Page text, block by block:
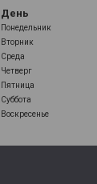
День
Понедельник
Вторник
Среда
Четверг
Пятница
Суббота
Воскресенье